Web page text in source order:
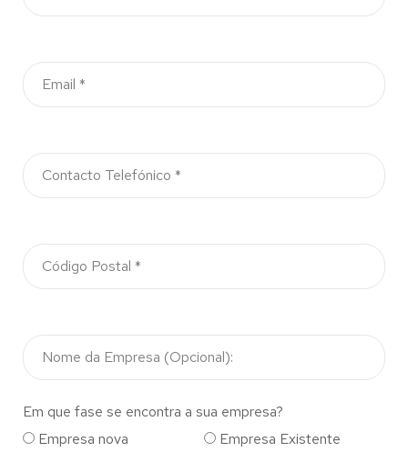
Em que fase se encontra a sua empresa?
Empresa nova
Empresa Existente